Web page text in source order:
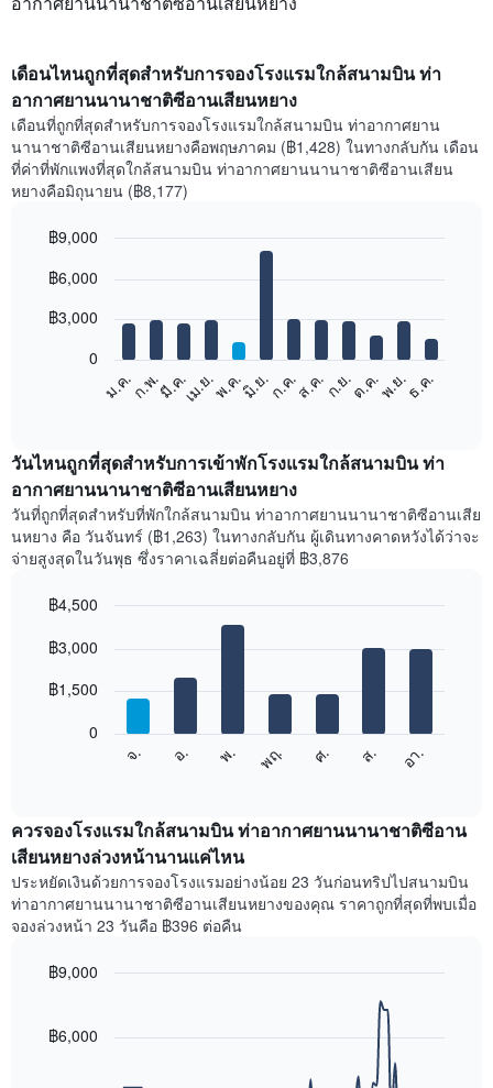
เดือนไหนถูกที่สุดสำหรับการจองโรงแรมใกล้สนามบิน ท่า
อากาศยานนานาชาติซีอานเสียนหยาง
เดือนที่ถูกที่สุดสำหรับการจองโรงแรมใกล้สนามบิน ท่าอากาศยาน
นานาชาติซีอานเสียนหยางคือพฤษภาคม (฿1,428) ในทางกลับกัน เดือน
ที่ค่าที่พักแพงที่สุดใกล้สนามบิน ท่าอากาศยานนานาชาติซีอานเสียน
หยางคือมิถุนายน (฿8,177)
chart
12
bars.
แสดง
ราคา
เฉลี่ย
ของ
ห้อง
พัก
แต่ละ
แผนภูมิ
แกน
มี
แกน
Y
1
แกน
ดง
ราคา
ห้อง
graphic.
ม.ค.ก.พ.มี.ค.เม.ย.พ.ค.มิ.ย.ก.ค.ส.ค.ก.ย.ต.ค.พ.ย.ธ.ค.
0
฿3,000
฿6,000
฿9,000
วันไหนถูกที่สุดสำหรับการเข้าพักโรงแรมใกล้สนามบิน ท่า
อากาศยานนานาชาติซีอานเสียนหยาง
วันที่ถูกที่สุดสำหรับที่พักใกล้สนามบิน ท่าอากาศยานนานาชาติซีอานเสีย
นหยาง คือ วันจันทร์ (฿1,263) ในทางกลับกัน ผู้เดินทางคาดหวังได้ว่าจะ
จ่ายสูงสุดในวันพุธ ซึ่งราคาเฉลี่ยต่อคืนอยู่ที่ ฿3,876
chart
bars.
แผนภูมิ
แสดง
เฉลี่ย
ของ
ห้อง
พัก
แต่ละ
สัปดาห์
graphic.
จ. อ. พ. พฤ. ศ. ส. อา.
0
฿1,500
฿3,000
฿4,500
ควรจองโรงแรมใกล้สนามบิน ท่าอากาศยานนานาชาติซีอาน
เสียนหยางล่วงหน้านานแค่ไหน
ประหยัดเงินด้วยการจองโรงแรมอย่างน้อย 23 วันก่อนทริปไปสนามบิน
ท่าอากาศยานนานาชาติซีอานเสียนหยางของคุณ ราคาถูกที่สุดที่พบเมื่อ
จองล่วงหน้า 23 วันคือ ฿396 ต่อคืน
with
฿6,000
฿9,000